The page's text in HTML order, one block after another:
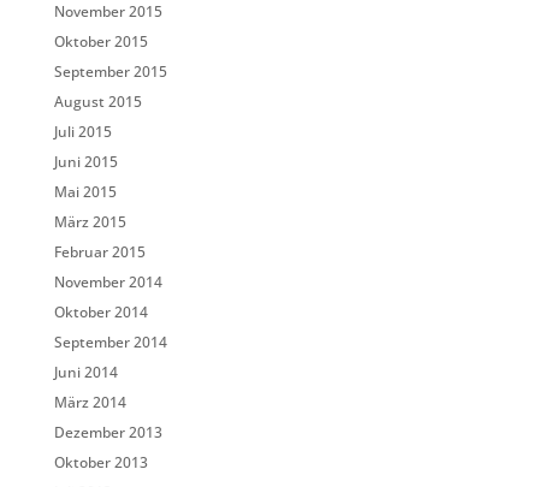
November 2015
Oktober 2015
September 2015
August 2015
Juli 2015
Juni 2015
Mai 2015
März 2015
Februar 2015
November 2014
Oktober 2014
September 2014
Juni 2014
März 2014
Dezember 2013
Oktober 2013